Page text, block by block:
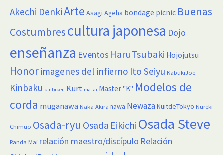
Akechi DenkiArte Asagi Ageha bondage picnic Buenas
Costumbrescultura japonesa Dojo
enseñanza Eventos HaruTsubaki Hojojutsu
Honorimagenes del infierno Ito Seiyu KabukiJoe
Kinbaku kinbiken Kurt ma=ai Master "K" Modelos de
corda muganawa Naka Akira nawa NewazaNuitdeTokyo Nureki
Chimuo Osada-ryu Osada Eikichi Osada Steve
Randa Mai relación maestro/discípulo Relación